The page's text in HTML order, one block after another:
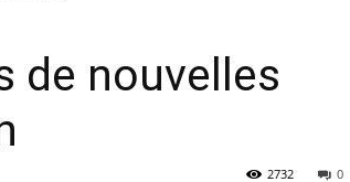
de nouvelles
0
2732